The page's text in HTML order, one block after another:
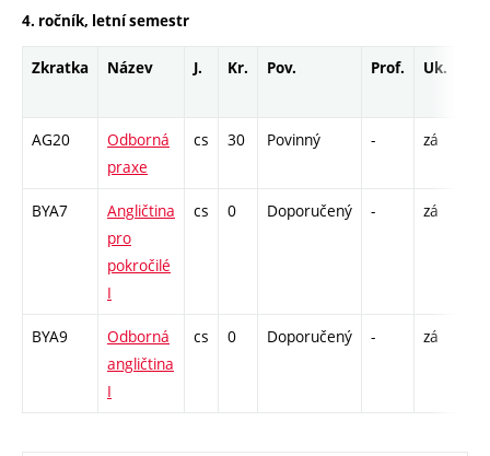
4. ročník, letní semestr
Zkratka Název J. Kr. Pov. Prof. Uk.
AG20
Odborná
praxe
cs 30 Povinný - zá
BYA7
Angličtina
pro
pokročilé
I
cs 0 Doporučený - zá
BYA9
Odborná
angličtina
I
cs 0 Doporučený - zá